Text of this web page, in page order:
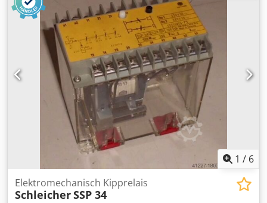
1 / 6
Elektromechanisch Kipprelais
SchleicherSSP 34